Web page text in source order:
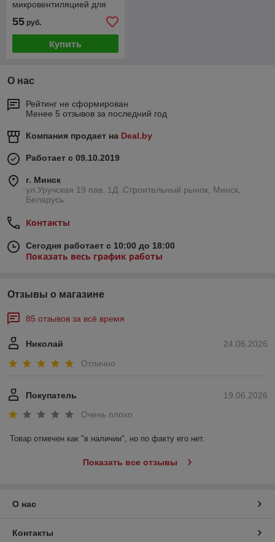
микровентиляцией для
коричневая RAL8019,
01039640
55 руб.
Купить
О нас
Рейтинг не сформирован
Менее 5 отзывов за последний год
Компания продает на Deal.by
Работает с 09.10.2019
г. Минск
ул.Уручская 19 пав. 1Д .Строительный рынок, Минск,
Беларусь
Контакты
Сегодня работает с 10:00 до 18:00
Показать весь график работы
Отзывы о магазине
85 отзывов за всё время
24.06.2026
Николай
Отлично
19.06.2026
Покупатель
Очень плохо
Товар отмечен как "в наличии", но по факту его нет.
Показать все отзывы
О нас
Контакты